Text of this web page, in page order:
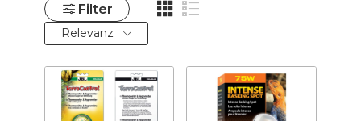
Filter
Relevanz